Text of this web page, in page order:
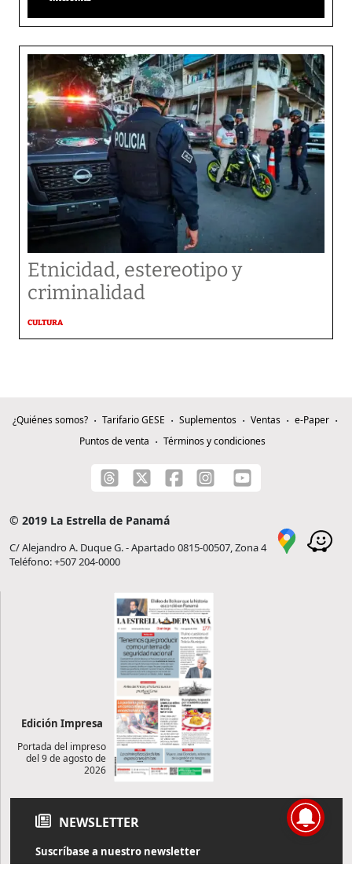
Etnicidad, estereotipo y
criminalidad
CULTURA
¿Quiénes somos? Tarifario GESE Suplementos Ventas
e-Paper
Puntos de venta
Términos y condiciones
© 2019 La Estrella de Panamá
C/ Alejandro A. Duque G. - Apartado 0815-00507, Zona 4
Teléfono: +507 204-0000
Edición Impresa
Portada del impreso
del 9 de agosto de
2026
NEWSLETTER
Suscríbase a nuestro newsletter
Reciba diariamente información de actualidad directamente en